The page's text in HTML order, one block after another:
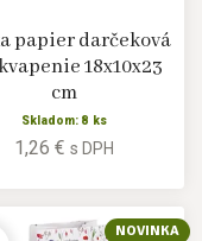
papier darčeková
18x10x23
cm
Skladom: 8 ks
1,26 €s DPH
NOVINKA